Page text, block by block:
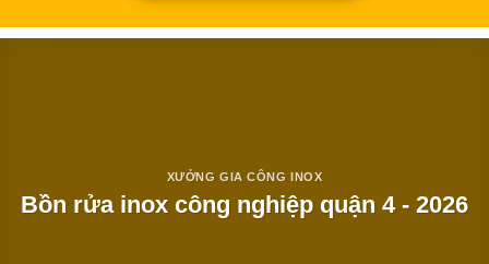
XƯỞNG GIA CÔNG INOX
Bồn rửa inox công nghiệp quận 4 - 2026